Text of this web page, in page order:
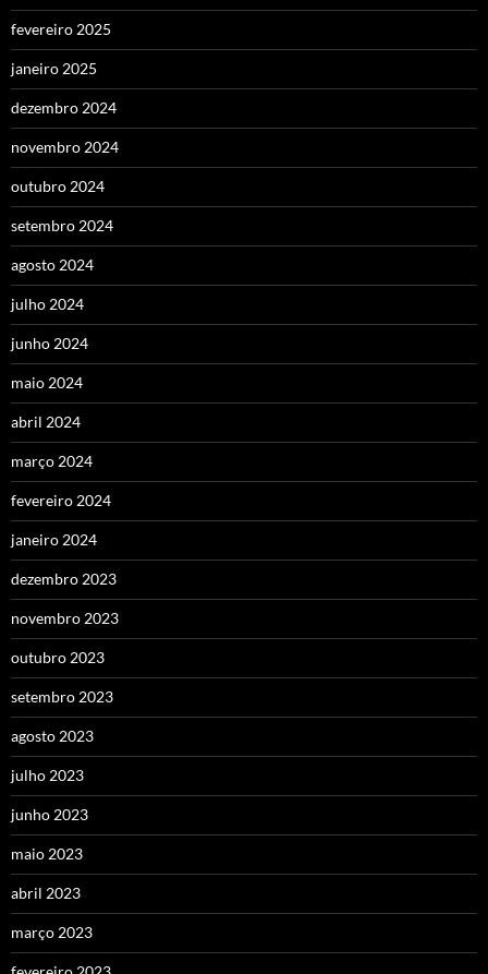
fevereiro 2025
janeiro 2025
dezembro 2024
novembro 2024
outubro 2024
setembro 2024
agosto 2024
julho 2024
junho 2024
maio 2024
abril 2024
março 2024
fevereiro 2024
janeiro 2024
dezembro 2023
novembro 2023
outubro 2023
setembro 2023
agosto 2023
julho 2023
junho 2023
maio 2023
abril 2023
março 2023